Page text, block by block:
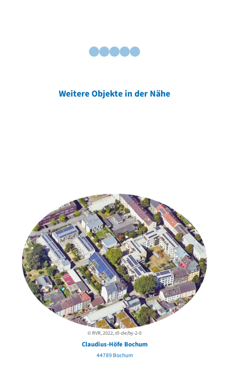
Weitere Objekte in der Nähe
© RVR, 2022, dl-de/by-2-0
Claudius-Höfe Bochum
44789 Bochum